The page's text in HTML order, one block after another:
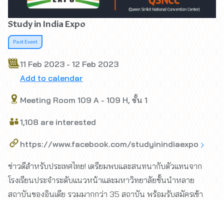
Study in India Expo
Past Event
11 Feb 2023 - 12 Feb 2023
Add to calendar
Meeting Room 109 A - 109 H, ชั้น 1
1,108 are interested
https://www.facebook.com/studyinindiaexpo
ข่าวดีสำหรับประเทศไทย! เตรียมพบและสนทนากับตัวแทนจาก
โรงเรียนประจำระดับแนวหน้าและมหาวิทยาลัยชั้นนำหลาย
สถาบันของอินเดีย รวมมากกว่า 35 สถาบัน พร้อมรับสมัครเข้า